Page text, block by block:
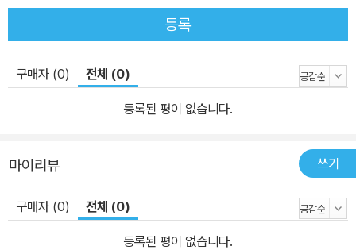
등록
구매자 (0) 전체 (0)
등록된 평이 없습니다.
마이리뷰 쓰기
구매자 (0) 전체 (0)
등록된 평이 없습니다.